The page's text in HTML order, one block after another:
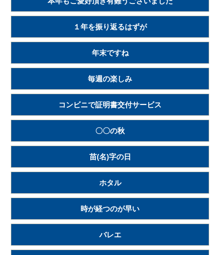
１年を振り返るはずが
年末ですね
毎週の楽しみ
コンビニで証明書交付サービス
〇〇の秋
苗(名)字の日
ホタル
時が経つのが早い
バレエ